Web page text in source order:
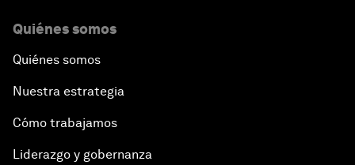
Quiénes somos
Quiénes somos
Nuestra estrategia
Cómo trabajamos
Liderazgo y gobernanza